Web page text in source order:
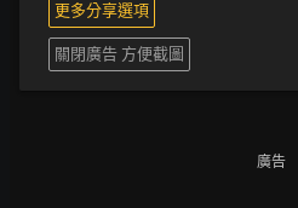
更多分享選項
關閉廣告 方便截圖
廣告